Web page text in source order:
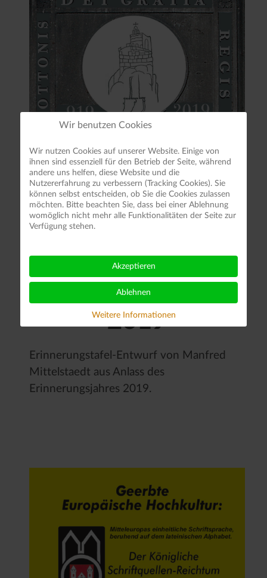
-2019-
Erinnerungstafel-Entwurf von Manfred
Mittelstaedt aus Anlass des
Erinnerungsjahres 2019.
Wir benutzen Cookies
Wir nutzen Cookies auf unserer Website. Einige von
ihnen sind essenziell für den Betrieb der Seite, während
andere uns helfen, diese Website und die
Nutzererfahrung zu verbessern (Tracking Cookies). Sie
können selbst entscheiden, ob Sie die Cookies zulassen
möchten. Bitte beachten Sie, dass bei einer Ablehnung
womöglich nicht mehr alle Funktionalitäten der Seite zur
Verfügung stehen.
Akzeptieren
Ablehnen
Weitere Informationen